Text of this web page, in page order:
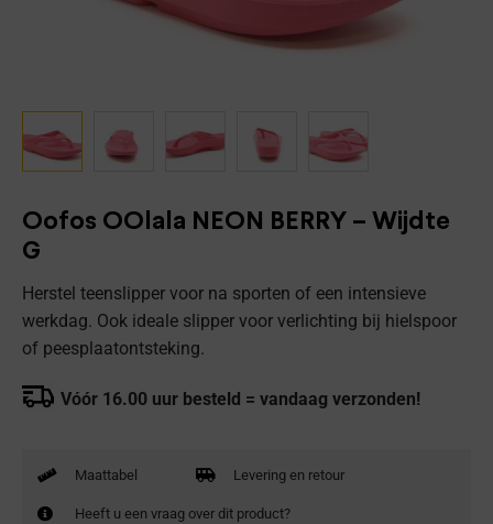
Oofos OOlala NEON BERRY – Wijdte
G
Herstel teenslipper voor na sporten of een intensieve
werkdag. Ook ideale slipper voor verlichting bij hielspoor
of peesplaatontsteking.
Vóór 16.00 uur besteld = vandaag verzonden!
Maattabel Levering en retour
Heeft u een vraag over dit product?